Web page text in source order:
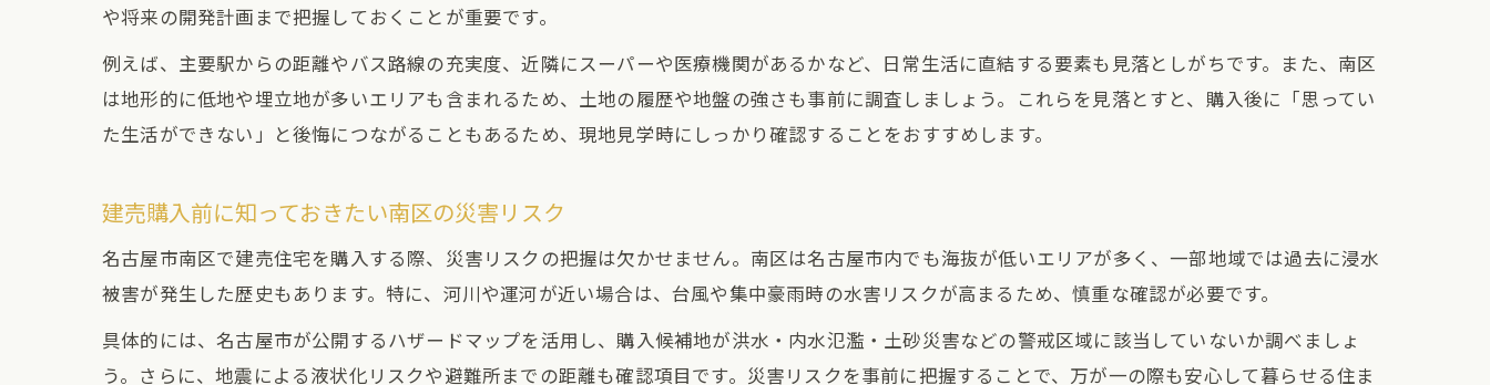
家族にぴったりの建売選定ポイント
家族構成に合った建売の間取りを見極めるコツ
子育て世代が注目すべき南区の建売周辺環境
建売で家族が快適に暮らせる設備や収納を重視
建売選びで重視される安全な通学路と生活導線
中古やリノベも比較した建売住宅の魅力
建売と中古住宅・リノベーション物件の違い
南区で建売と中古リノベを比較するポイント
や将来の開発計画まで把握しておくことが重要です。
例えば、主要駅からの距離やバス路線の充実度、近隣にスーパーや医療機関があるかなど、日常生活に直結する要素も見落としがちです。また、南区
は地形的に低地や埋立地が多いエリアも含まれるため、土地の履歴や地盤の強さも事前に調査しましょう。これらを見落とすと、購入後に「思ってい
た生活ができない」と後悔につながることもあるため、現地見学時にしっかり確認することをおすすめします。
建売購入前に知っておきたい南区の災害リスク
名古屋市南区で建売住宅を購入する際、災害リスクの把握は欠かせません。南区は名古屋市内でも海抜が低いエリアが多く、一部地域では過去に浸水
被害が発生した歴史もあります。特に、河川や運河が近い場合は、台風や集中豪雨時の水害リスクが高まるため、慎重な確認が必要です。
具体的には、名古屋市が公開するハザードマップを活用し、購入候補地が洪水・内水氾濫・土砂災害などの警戒区域に該当していないか調べましょ
う。さらに、地震による液状化リスクや避難所までの距離も確認項目です。災害リスクを事前に把握することで、万が一の際も安心して暮らせる住ま